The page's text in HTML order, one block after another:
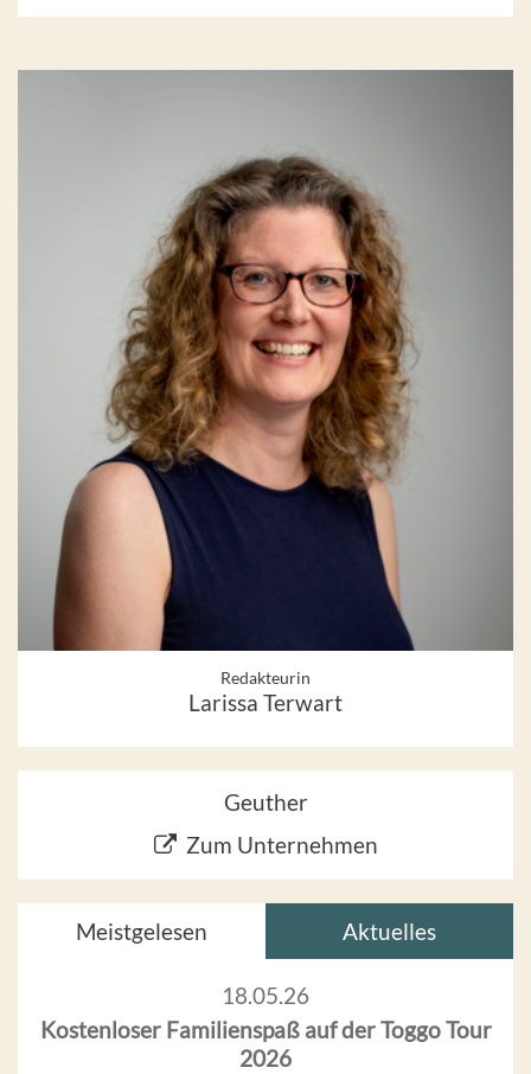
Redakteurin
Larissa Terwart
Geuther
Zum Unternehmen
Meistgelesen Aktuelles
18.05.26
Kostenloser Familienspaß auf der Toggo Tour
2026